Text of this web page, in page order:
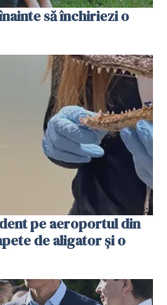
să închiriezi o
pe aeroportul din
de aligator și o